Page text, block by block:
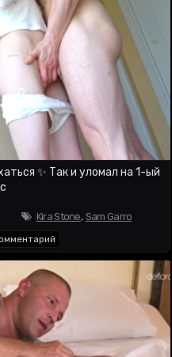
✨ Так и уломал на 1-ый
Kira Stone, Sam Garro